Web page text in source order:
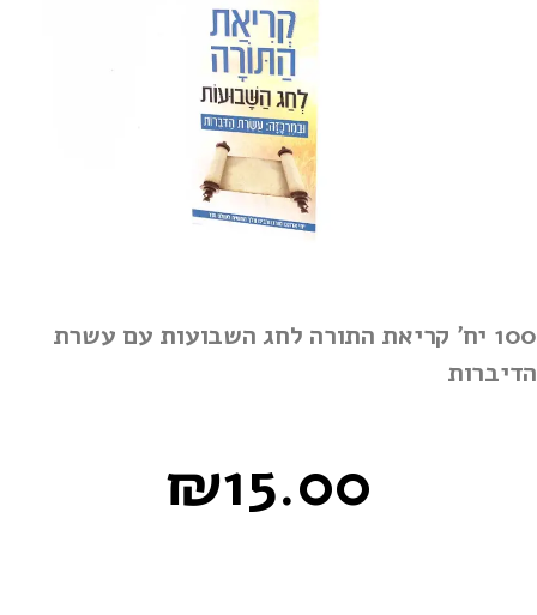
100 יח' קריאת התורה לחג השבועות עם עשרת
הדיברות
₪15.00